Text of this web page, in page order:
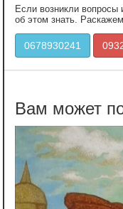
Если возникли
об этом знать.
0678930241